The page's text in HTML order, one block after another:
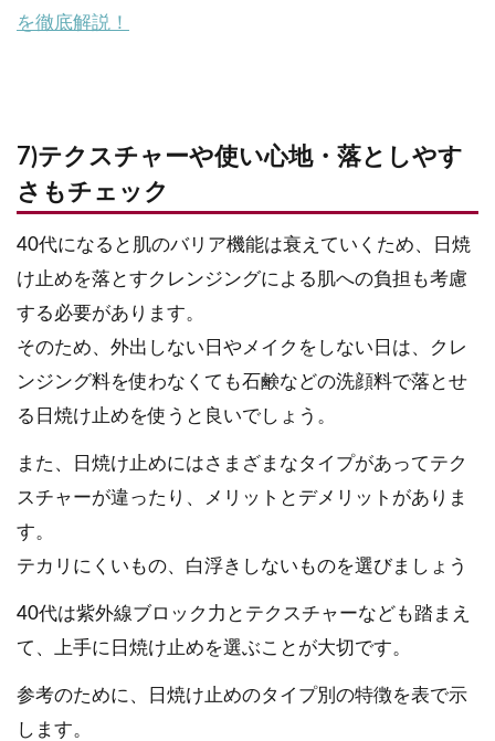
を徹底解説！
7)テクスチャーや使い心地・落としやす
さもチェック
40代になると肌のバリア機能は衰えていくため、日焼
け止めを落とすクレンジングによる肌への負担も考慮
する必要があります。
そのため、外出しない日やメイクをしない日は、クレ
ンジング料を使わなくても石鹸などの洗顔料で落とせ
る日焼け止めを使うと良いでしょう。
また、日焼け止めにはさまざまなタイプがあってテク
スチャーが違ったり、メリットとデメリットがありま
す。
テカリにくいもの、白浮きしないものを選びましょう
40代は紫外線ブロック力とテクスチャーなども踏まえ
て、上手に日焼け止めを選ぶことが大切です。
参考のために、日焼け止めのタイプ別の特徴を表で示
します。